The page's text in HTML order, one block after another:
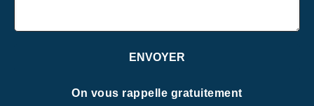
On vous rappelle gratuitement